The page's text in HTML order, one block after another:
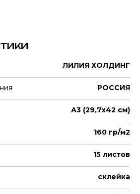
ЛИЛИЯ ХОЛДИНГ
РОССИЯ
А3 (29,7х42 см)
160 гр/м2
15 листов
склейка